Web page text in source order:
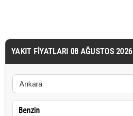
YAKIT FIYATLARI 08 AĞUSTOS 2026
Benzin